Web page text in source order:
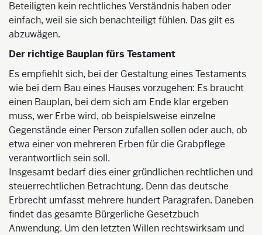
Beteiligten kein rechtliches Verständnis haben oder
einfach, weil sie sich benachteiligt fühlen. Das gilt es
abzuwägen.
Der richtige Bauplan fürs Testament
Es empfiehlt sich, bei der Gestaltung eines Testaments
wie bei dem Bau eines Hauses vorzugehen: Es braucht
einen Bauplan, bei dem sich am Ende klar ergeben
muss, wer Erbe wird, ob beispielsweise einzelne
Gegenstände einer Person zufallen sollen oder auch, ob
etwa einer von mehreren Erben für die Grabpflege
verantwortlich sein soll.
Insgesamt bedarf dies einer gründlichen rechtlichen und
steuerrechtlichen Betrachtung. Denn das deutsche
Erbrecht umfasst mehrere hundert Paragrafen. Daneben
findet das gesamte Bürgerliche Gesetzbuch
Anwendung. Um den letzten Willen rechtswirksam und